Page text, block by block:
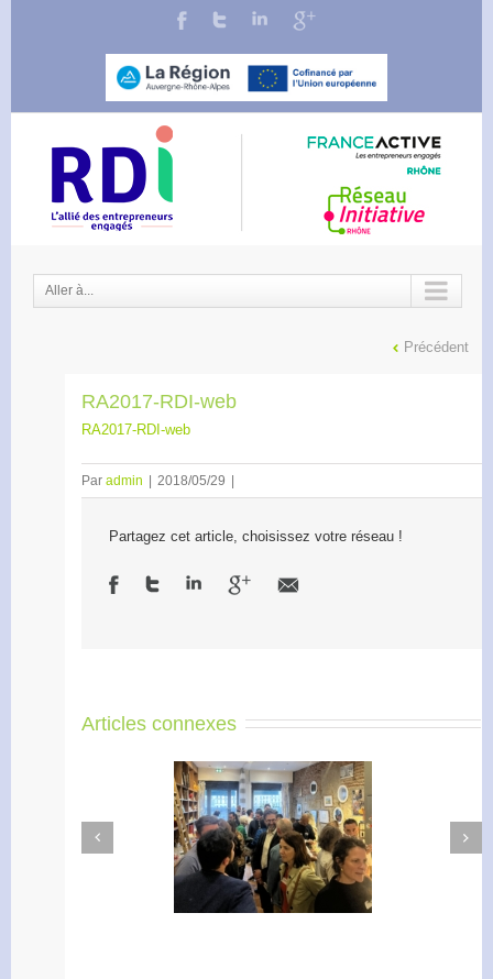
Aller à...
Précédent
RA2017-RDI-web
RA2017-RDI-web
Par admin 2018/05/29
Partagez cet article, choisissez votre réseau !
Articles connexes
Accélérateur de
l’engagement
Previous
Next